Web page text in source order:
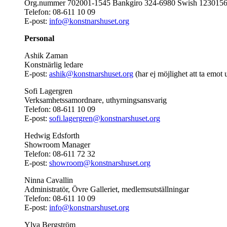
Org.nummer 702001-1545 Bankgiro 324-6980 Swish
Telefon: 08-611 10 09
E-post: info@konstnarshuset.org
Personal
Ashik Zaman
Konstnärlig ledare
E-post: ashik@konstnarshuset.org (har ej möjlighet att ta emot
Sofi Lagergren
Verksamhetssamordnare, uthyrningsansvarig
Telefon: 08-611 10 09
E-post: sofi.lagergren@konstnarshuset.org
Hedwig Edsforth
Showroom Manager
Telefon: 08-611 72 32
E-post: showroom@konstnarshuset.org
Ninna Cavallin
Administratör, Övre Galleriet, medlemsutställningar
Telefon: 08-611 10 09
E-post: info@konstnarshuset.org
Ylva Bergström